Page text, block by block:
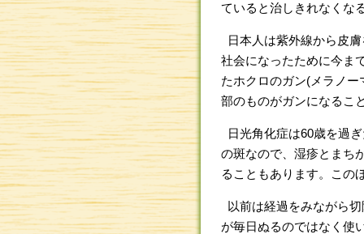
ていると治しきれなくな
日本人は紫外線から皮
社会になったために今ま
たホクロのガン(メラノ
部のものがガンになるこ
日光角化症は60歳を過
の斑なので、湿疹とまち
ることもあります。この
以前は経過をみながら
が毎日ぬるのではなく使